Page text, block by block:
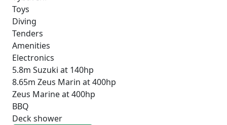
Toys
Diving
Tenders
Amenities
Electronics
5.8m Suzuki at 140hp
8.65m Zeus Marin at 400hp
Zeus Marine at 400hp
BBQ
Deck shower